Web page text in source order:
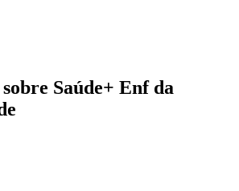
Saúde+ Enf da